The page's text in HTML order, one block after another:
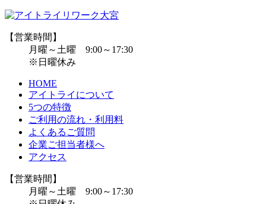
【営業時間】
月曜～土曜 9:00～17:30
※日曜休み
HOME
アイトライについて
5つの特徴
ご利用の流れ・利用料
よくあるご質問
企業ご担当者様へ
アクセス
【営業時間】
月曜～土曜 9:00～17:30